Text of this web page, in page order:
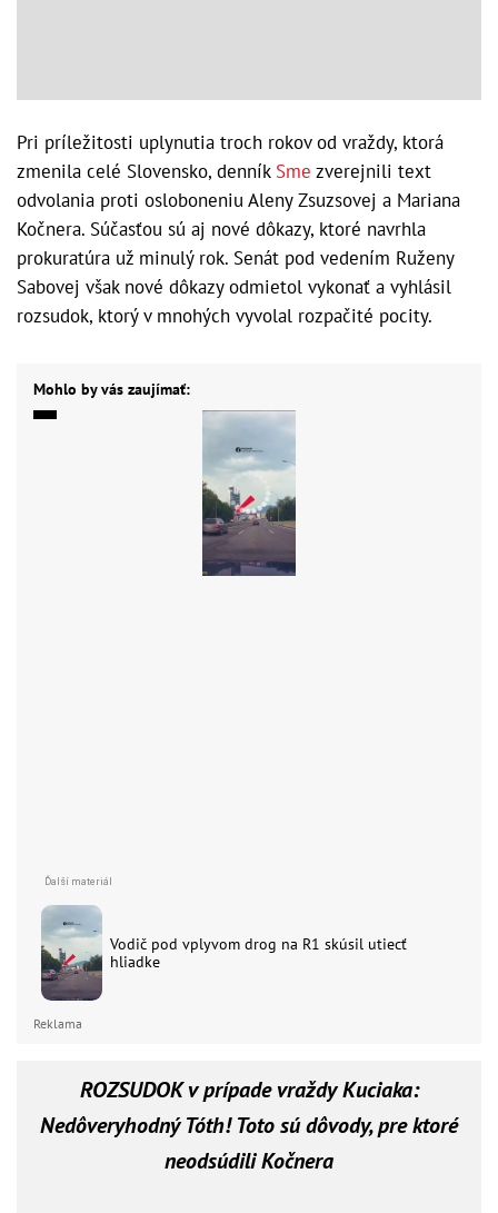
Pri príležitosti uplynutia troch rokov od vraždy, ktorá
zmenila celé Slovensko, denník Sme zverejnili text
odvolania proti osloboneniu Aleny Zsuzsovej a Mariana
Kočnera. Súčasťou sú aj nové dôkazy, ktoré navrhla
prokuratúra už minulý rok. Senát pod vedením Ruženy
Sabovej však nové dôkazy odmietol vykonať a vyhlásil
rozsudok, ktorý v mnohých vyvolal rozpačité pocity.
Mohlo by vás zaujímať:
Vodič pod vplyvom drog na R1 skúsil utiecť
hliadke
Reklama
ROZSUDOK v prípade vraždy Kuciaka:
Nedôveryhodný Tóth! Toto sú dôvody, pre ktoré
neodsúdili Kočnera